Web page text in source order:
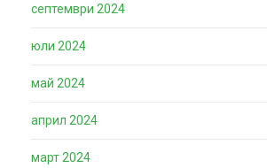
септември 2024
юли 2024
май 2024
април 2024
март 2024